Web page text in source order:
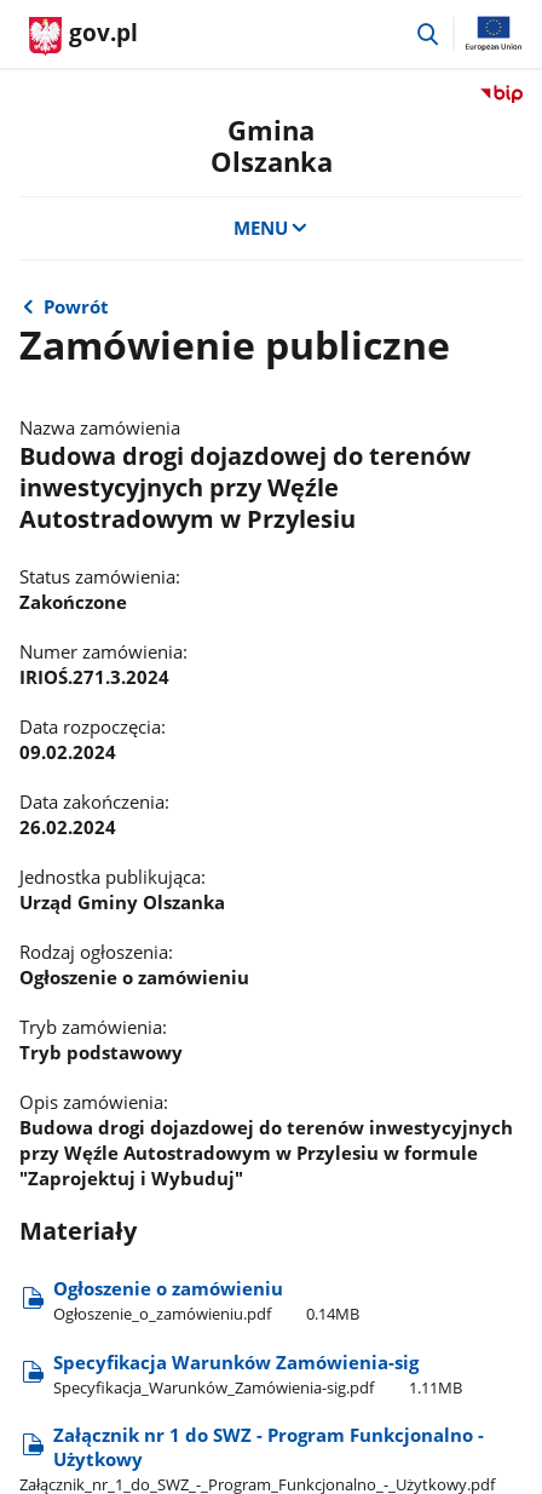
gov.pl
przejdź
Przejdź
Gmina
Olszanka
MENU
Powrót
Zamówienie publiczne
Nazwa zamówienia
Budowa drogi dojazdowej do terenów
inwestycyjnych przy Węźle
Autostradowym w Przylesiu
Status zamówienia:
Zakończone
Numer zamówienia:
IRIOŚ.271.3.2024
Data rozpoczęcia:
09.02.2024
Data zakończenia:
26.02.2024
Jednostka publikująca:
Urząd Gminy Olszanka
Rodzaj ogłoszenia:
Ogłoszenie o zamówieniu
Tryb zamówienia:
Tryb podstawowy
Opis zamówienia:
Budowa drogi dojazdowej do terenów inwestycyjnych
przy Węźle Autostradowym w Przylesiu w formule
"Zaprojektuj i Wybuduj"
Materiały
Ogłoszenie o zamówieniu
Ogłoszenie​_o​_zamówieniu.pdf 0.14MB
Specyfikacja Warunków Zamówienia-sig
Specyfikacja​_Warunków​_Zamówienia-sig.pdf 1.11MB
Załącznik nr 1 do SWZ - Program Funkcjonalno -
Użytkowy
Załącznik​_nr​_1​_do​_SWZ​_-​_Program​_Funkcjonalno​_-​_Użytkowy.pdf